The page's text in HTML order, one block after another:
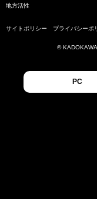
地方活性
サイトポリシー プライバシーポ
©
PC